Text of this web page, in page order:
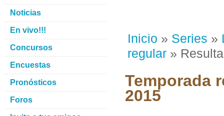
Inicio » Series »
regular »
Temporada
2015
Noticias
En vivo!!!
Concursos
Encuestas
Pronósticos
Foros